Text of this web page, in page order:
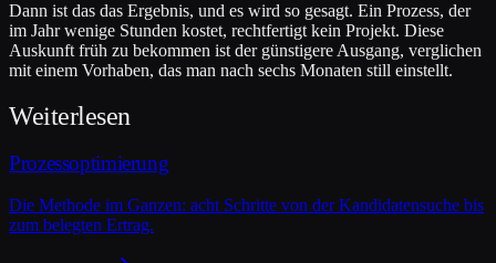
Dann ist das das Ergebnis, und es wird so gesagt. Ein Prozess, der
im Jahr wenige Stunden kostet, rechtfertigt kein Projekt. Diese
Auskunft früh zu bekommen ist der günstigere Ausgang, verglichen
mit einem Vorhaben, das man nach sechs Monaten still einstellt.
Weiterlesen
Prozessoptimierung
Die Methode im Ganzen: acht Schritte von der Kandidatensuche bis
zum belegten Ertrag.